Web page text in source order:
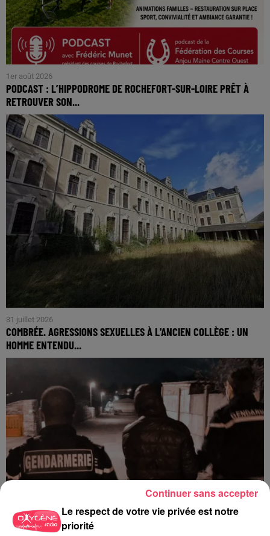
1er août 2026
PODCAST : L’HIPPODROME DE ROCHEFORT-SUR-LOIRE PRÊT À
RETROUVER SON...
31 juillet 2026
COMBRÉE. AGRESSIONS SEXUELLES À L'ANCIEN COLLÈGE : UN
HOMME ENTENDU...
Le respect de votre vie privée est notre
priorité
Continuer sans accepter